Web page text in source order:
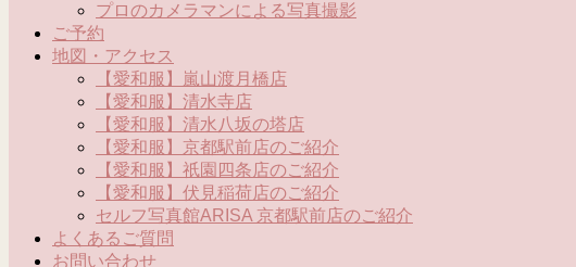
プロのカメラマンによる写真撮影
ご予約
地図・アクセス
【愛和服】嵐山渡月橋店
【愛和服】清水寺店
【愛和服】清水八坂の塔店
【愛和服】京都駅前店のご紹介
【愛和服】祇園四条店のご紹介
【愛和服】伏見稲荷店のご紹介
セルフ写真館ARISA 京都駅前店のご紹介
よくあるご質問
お問い合わせ